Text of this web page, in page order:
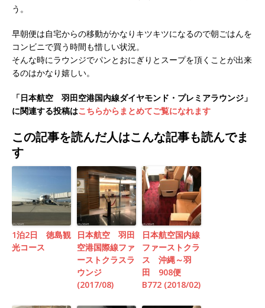
う。
早朝便は自宅からの移動がかなりキツキツになるので朝ごはんを
コンビニで買う時間も惜しい状況。
そんな時にラウンジでパンとおにぎりとスープを頂くことが出来
るのはかなり嬉しい。
「日本航空 羽田空港国内線ダイヤモンド・プレミアラウンジ」
に関連する投稿はこちらからまとめてご覧になれます
この記事を読んだ人はこんな記事も読んでま
す
1泊2日 徳島観
光コース
日本航空 羽田
空港国際線ファ
ーストクラスラ
ウンジ
(2017/08)
日本航空国内線
ファーストクラ
ス 沖縄～羽
田 908便
B772 (2018/02)